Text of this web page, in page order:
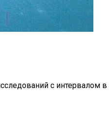
с интервалом в